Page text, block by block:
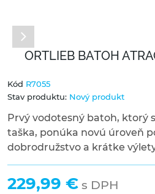
ORTLIEB BATOH
Kód R7055
Stav produktu: Nový produkt
Prvý vodotesný batoh, ktorý
taška, ponúka novú úroveň
dobrodružstvo a krátke
229,99 € s DPH